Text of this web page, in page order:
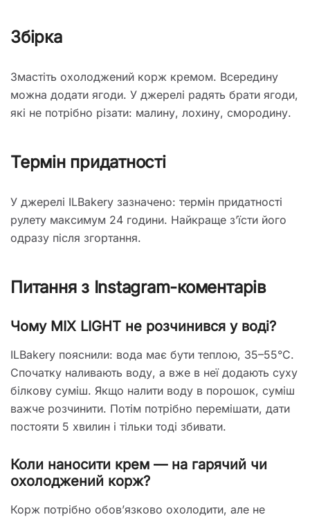
Збірка
Змастіть охолоджений корж кремом. Всередину
можна додати ягоди. У джерелі радять брати ягоди,
які не потрібно різати: малину, лохину, смородину.
Термін придатності
У джерелі ILBakery зазначено: термін придатності
рулету максимум 24 години. Найкраще з’їсти його
одразу після згортання.
Питання з Instagram-коментарів
Чому MIX LIGHT не розчинився у воді?
ILBakery пояснили: вода має бути теплою, 35–55°C.
Спочатку наливають воду, а вже в неї додають суху
білкову суміш. Якщо налити воду в порошок, суміш
важче розчинити. Потім потрібно перемішати, дати
постояти 5 хвилин і тільки тоді збивати.
Коли наносити крем — на гарячий чи
охолоджений корж?
Корж потрібно обов’язково охолодити, але не